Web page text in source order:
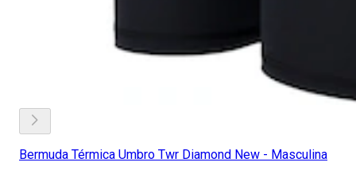
Bermuda Térmica Umbro Twr Diamond New - Masculina